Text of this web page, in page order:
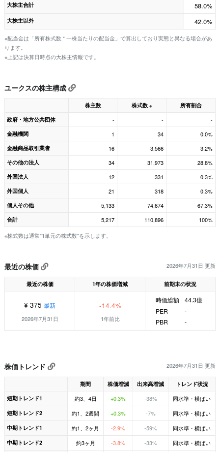
大株主合計 58.0%
大株主以外 42.0%
※配当金は「所有株式数 * 一株当たりの配当金」で算出しており実態と異なる場合があ
ります。
※上記は決算日時点の大株主情報です。
ユークスの株主構成
株主数 株式数 ※
所有割合
政府・地方公共団体
- - -
金融機関 1 34 0.0%
金融商品取引業者 16 3,566 3.2%
その他の法人 34 31,973 28.8%
外国法人 12 331 0.3%
外国個人 21 318 0.3%
個人その他 5,133 74,674 67.3%
合計 5,217 110,896
100%
※株式数は通常"1単元の株式数"を示します。
最近の株価 2026年7月31日 更新
最近の株価 1年の株価増減 前期末の状況
¥ 375 最新
2026年7月31日
-14.4%
1年前比
時価総額
44.3億
PER
-
PBR
-
株価トレンド 2026年7月31日 更新
期間 株価増減 出来高増減
トレンド状況
短期トレンド1
約3、4日 +0.3% -38% 同水準・横ばい
短期トレンド2 約1、2週間 +0.3% -7% 同水準・横ばい
中期トレンド1 約1、2ヶ月 -2.9% -59% 同水準・横ばい
中期トレンド2 約3ヶ月 -3.8% -33% 同水準・横ばい